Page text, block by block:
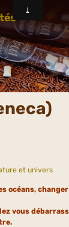
et univers
océans,
vous